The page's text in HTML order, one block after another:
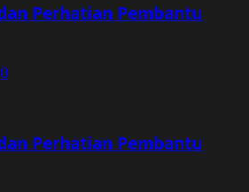
Perhatian Pembantu
0
Perhatian Pembantu